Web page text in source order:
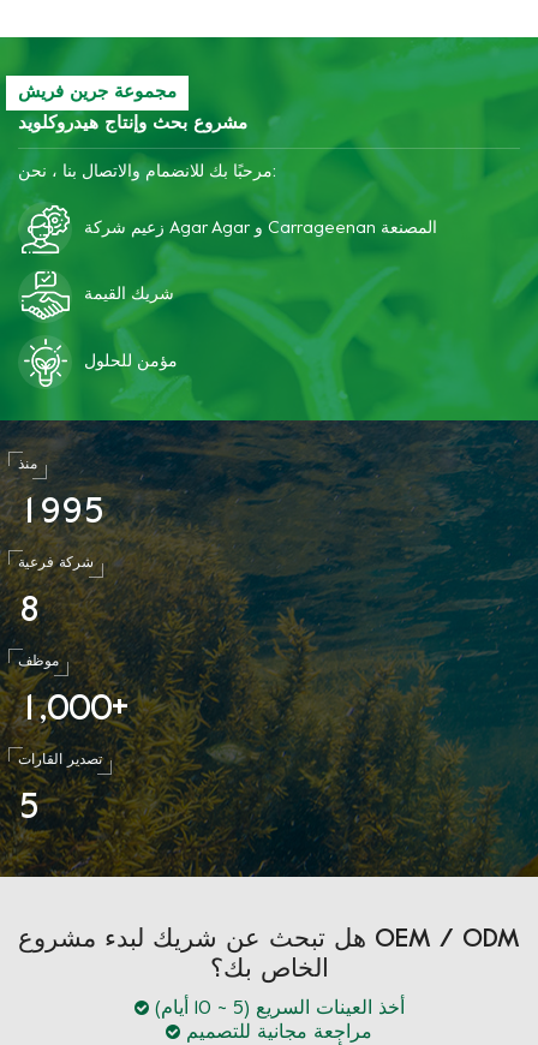
مجموعة جرين فريش
مشروع بحث وإنتاج هيدروكلويد
مرحبًا بك للانضمام والاتصال بنا ، نحن:
زعيم شركة Agar Agar و Carrageenan المصنعة
شريك القيمة
مؤمن للحلول
منذ
1 995
شركة فرعية
8
موظف
1 ,000+
تصدير القارات
5
هل تبحث عن شريك لبدء مشروع OEM / ODM
الخاص بك؟
أخذ العينات السريع (5 ~ 10 أيام)
مراجعة مجانية للتصميم